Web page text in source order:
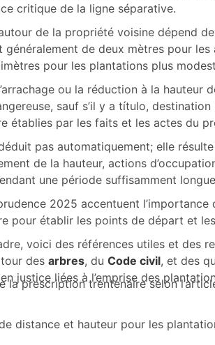
critique de la ligne séparative.
de la propriété voisine dépend
généralement de deux mètres pour
pour les plantations plus
ou la réduction à la hauteur
sauf s’il y a título,
établies par les faits et les actes du
pas automatiquement; elle résulte
de la hauteur, actions
une période suffisamment
2025 accentuent l’importance
pour établir les points de départ et
voici des références utiles et des
des arbres, du Code civil, et des
justice liées à l’emprise des
la prescription trentenaire selon
distance et hauteur pour les